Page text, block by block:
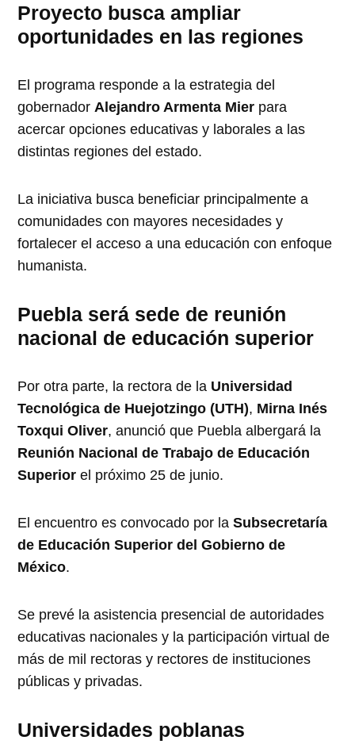
Proyecto busca ampliar
oportunidades en las regiones
El programa responde a la estrategia del
gobernador Alejandro Armenta Mier para
acercar opciones educativas y laborales a las
distintas regiones del estado.
La iniciativa busca beneficiar principalmente a
comunidades con mayores necesidades y
fortalecer el acceso a una educación con enfoque
humanista.
Puebla será sede de reunión
nacional de educación superior
Por otra parte, la rectora de la Universidad
Tecnológica de Huejotzingo (UTH), Mirna Inés
Toxqui Oliver, anunció que Puebla albergará la
Reunión Nacional de Trabajo de Educación
Superior el próximo 25 de junio.
El encuentro es convocado por laSubsecretaría
de Educación Superior del Gobierno de
México.
Se prevé la asistencia presencial de autoridades
educativas nacionales y la participación virtual de
más de mil rectoras y rectores de instituciones
públicas y privadas.
Universidades poblanas